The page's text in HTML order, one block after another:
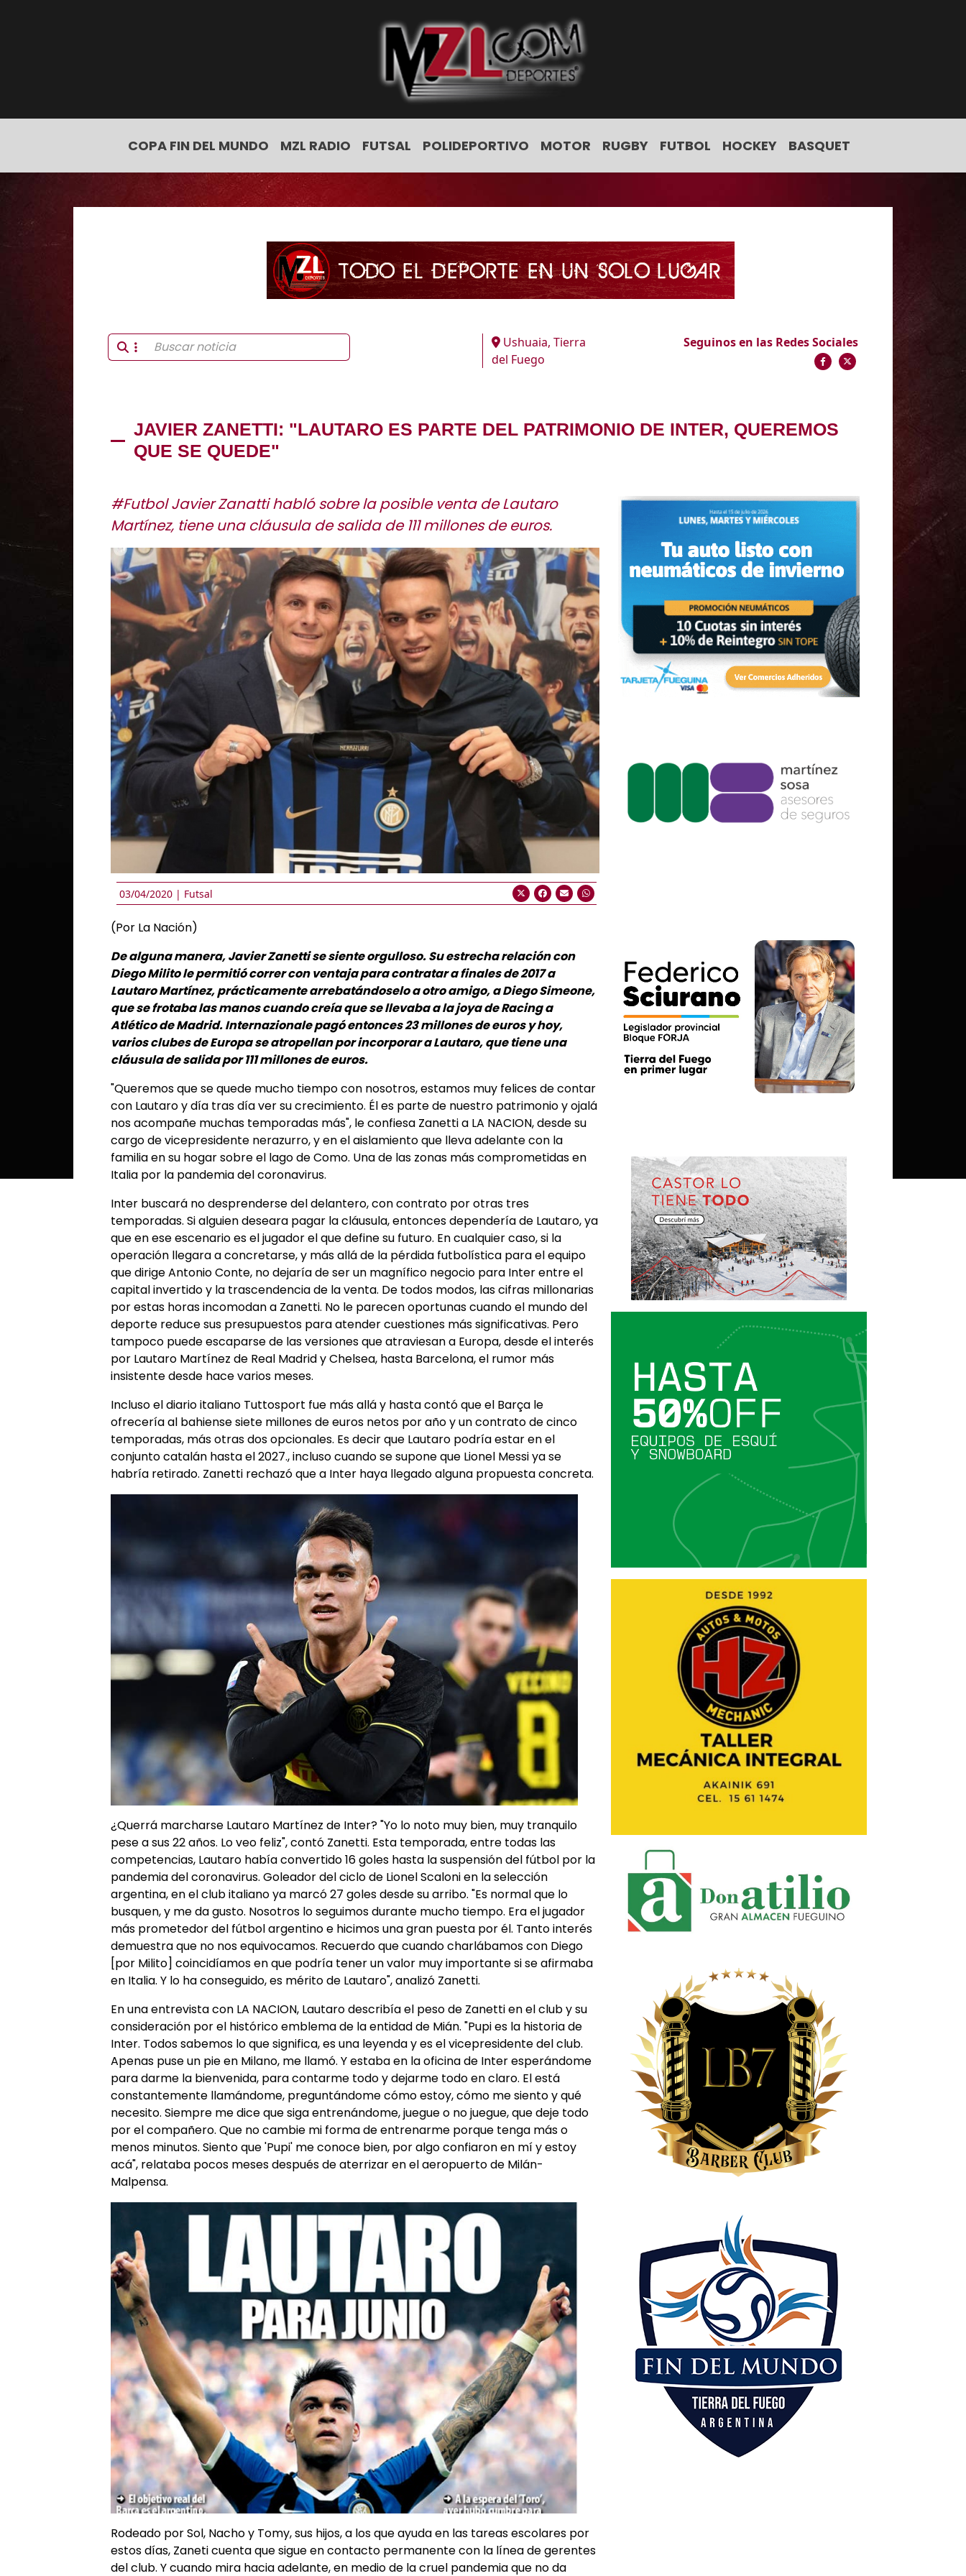
COPA FIN DEL MUNDO MZL RADIO FUTSAL POLIDEPORTIVO MOTOR RUGBY FUTBOL HOCKEY BASQUET
Ushuaia, Tierra
del Fuego
Seguinos en las Redes Sociales
JAVIER ZANETTI: "LAUTARO ES PARTE DEL PATRIMONIO DE INTER, QUEREMOS
QUE SE QUEDE"
#Futbol Javier Zanatti habló sobre la posible venta de Lautaro
Martínez, tiene una cláusula de salida de 111 millones de euros.
03/04/2020 | Futsal
(Por La Nación)
De alguna manera, Javier Zanetti se siente orgulloso. Su estrecha relación con
Diego Milito le permitió correr con ventaja para contratar a finales de 2017 a
Lautaro Martínez, prácticamente arrebatándoselo a otro amigo, a Diego Simeone,
que se frotaba las manos cuando creía que se llevaba a la joya de Racing a
Atlético de Madrid. Internazionale pagó entonces 23 millones de euros y hoy,
varios clubes de Europa se atropellan por incorporar a Lautaro, que tiene una
cláusula de salida por 111 millones de euros.
"Queremos que se quede mucho tiempo con nosotros, estamos muy felices de contar
con Lautaro y día tras día ver su crecimiento. Él es parte de nuestro patrimonio y ojalá
nos acompañe muchas temporadas más", le confiesa Zanetti a LA NACION, desde su
cargo de vicepresidente nerazurro, y en el aislamiento que lleva adelante con la
familia en su hogar sobre el lago de Como. Una de las zonas más comprometidas en
Italia por la pandemia del coronavirus.
Inter buscará no desprenderse del delantero, con contrato por otras tres
temporadas. Si alguien deseara pagar la cláusula, entonces dependería de Lautaro, ya
que en ese escenario es el jugador el que define su futuro. En cualquier caso, si la
operación llegara a concretarse, y más allá de la pérdida futbolística para el equipo
que dirige Antonio Conte, no dejaría de ser un magnífico negocio para Inter entre el
capital invertido y la trascendencia de la venta. De todos modos, las cifras millonarias
por estas horas incomodan a Zanetti. No le parecen oportunas cuando el mundo del
deporte reduce sus presupuestos para atender cuestiones más significativas. Pero
tampoco puede escaparse de las versiones que atraviesan a Europa, desde el interés
por Lautaro Martínez de Real Madrid y Chelsea, hasta Barcelona, el rumor más
insistente desde hace varios meses.
Incluso el diario italiano Tuttosport fue más allá y hasta contó que el Barça le
ofrecería al bahiense siete millones de euros netos por año y un contrato de cinco
temporadas, más otras dos opcionales. Es decir que Lautaro podría estar en el
conjunto catalán hasta el 2027., incluso cuando se supone que Lionel Messi ya se
habría retirado. Zanetti rechazó que a Inter haya llegado alguna propuesta concreta.
¿Querrá marcharse Lautaro Martínez de Inter? "Yo lo noto muy bien, muy tranquilo
pese a sus 22 años. Lo veo feliz", contó Zanetti. Esta temporada, entre todas las
competencias, Lautaro había convertido 16 goles hasta la suspensión del fútbol por la
pandemia del coronavirus. Goleador del ciclo de Lionel Scaloni en la selección
argentina, en el club italiano ya marcó 27 goles desde su arribo. "Es normal que lo
busquen, y me da gusto. Nosotros lo seguimos durante mucho tiempo. Era el jugador
más prometedor del fútbol argentino e hicimos una gran puesta por él. Tanto interés
demuestra que no nos equivocamos. Recuerdo que cuando charlábamos con Diego
[por Milito] coincidíamos en que podría tener un valor muy importante si se afirmaba
en Italia. Y lo ha conseguido, es mérito de Lautaro", analizó Zanetti.
En una entrevista con LA NACION, Lautaro describía el peso de Zanetti en el club y su
consideración por el histórico emblema de la entidad de Mián. "Pupi es la historia de
Inter. Todos sabemos lo que significa, es una leyenda y es el vicepresidente del club.
Apenas puse un pie en Milano, me llamó. Y estaba en la oficina de Inter esperándome
para darme la bienvenida, para contarme todo y dejarme todo en claro. El está
constantemente llamándome, preguntándome cómo estoy, cómo me siento y qué
necesito. Siempre me dice que siga entrenándome, juegue o no juegue, que deje todo
por el compañero. Que no cambie mi forma de entrenarme porque tenga más o
menos minutos. Siento que 'Pupi' me conoce bien, por algo confiaron en mí y estoy
acá", relataba pocos meses después de aterrizar en el aeropuerto de Milán-
Malpensa.
Rodeado por Sol, Nacho y Tomy, sus hijos, a los que ayuda en las tareas escolares por
estos días, Zaneti cuenta que sigue en contacto permanente con la línea de gerentes
del club. Y cuando mira hacia adelante, en medio de la cruel pandemia que no da